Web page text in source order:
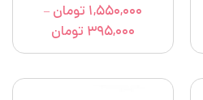
۱,۵۵۰,۰۰۰ تومان –
۳۹۵,۰۰۰ تومان